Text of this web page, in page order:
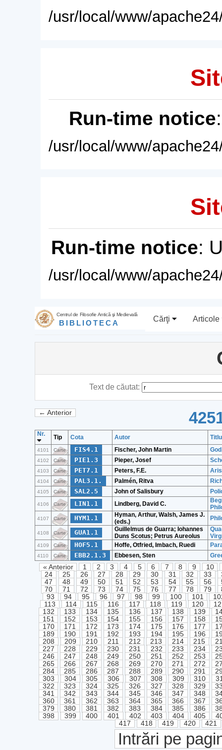
/usr/local/www/
Run-time notice
/usr/local/www/
Run-time notice:
/usr/local/www/
Centrul de Filosofie Antică şi Medievală
BIBLIOTECA Cărţi Articole
Text de căutat:
← Anterior
Nr. Tip Cota Autor Titlu
4101 Carte FIS4.1 Fischer, John Martin
4102 Carte PIE1.3 Pieper, Josef
4103 Carte PET7.1 Peters, F.E.
4104 Carte PAL3.1. Palmén, Ritva
4105 Carte SAL2.5 John of Salisbury
4106 Carte LIN1.1 Lindberg, David C.
4107 Carte HYM1.1
Hyman, Arthur, Walsh, James J.
(eds.)
4108 Carte GUA1.1
Guillelmus de Guarra; Iohannes
Duns Scotus; Petrus Aureolus
4109 Carte HOF5.1 Hoffe, Otfried, Imbach, Ruedi
4110 Carte EBB2.1.3 Ebbesen, Sten
« Anterior 1 2 3 4 5 6 7 8 9
10
24
25 26 27 28 29 30 31 32 33
47
48 49 50 51 52 53 54 55 56
70
71 72 73 74 75 76 77 78 79
93
94 95 96 97 98 99 100 101
113
114 115 116 117 118 119 120
132
133 134 135 136 137 138 139
151
152 153 154 155 156 157 158
170
171 172 173 174 175 176 177
189
190 191 192 193 194 195 196
208
209 210 211 212 213 214 215
227
228 229 230 231 232 233 234
246
247 248 249 250 251 252 253
265
266 267 268 269 270 271 272
284
285 286 287 288 289 290 291
303
304 305 306 307 308 309 310
322
323 324 325 326 327 328 329
341
342 343 344 345 346 347 348
360
361 362 363 364 365 366 367
379
380 381 382 383 384 385 386
398
399 400 401 402 403 404 405
417
418 419 420 421
Intrări pe